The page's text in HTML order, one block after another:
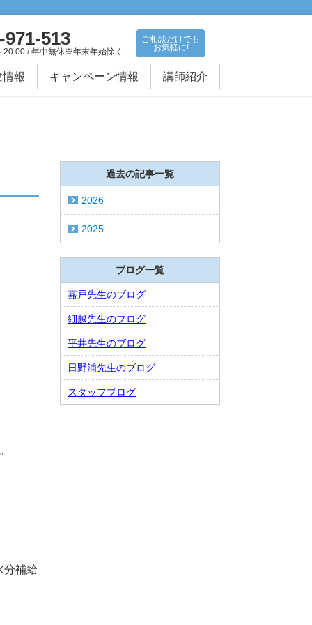
971-513
20:00 / 年中無休※年末年始除く
ご相談だけでも
お気軽に!
報 キャンペーン情報 講師紹介
分補給
過去の記事一覧
2026
2025
ブログ一覧
嘉戸先生のブログ
細越先生のブログ
平井先生のブログ
日野浦先生のブログ
スタッフブログ